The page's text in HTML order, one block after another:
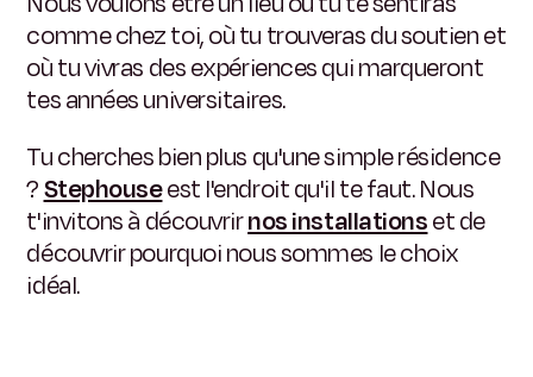
comme chez toi, où tu trouveras du soutien et
où tu vivras des expériences qui marqueront
tes années universitaires.
Tu cherches bien plus qu'une simple résidence
?Stephouseest l'endroit qu'il te faut. Nous
t'invitons à découvrirnos installationset de
découvrir pourquoi nous sommes le choix
idéal.